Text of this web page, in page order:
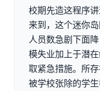
校期先造这程序
来到，这个迷你
人员数急剧下面
模失业加上于潜
取紧急措施。所
被学校张除的学